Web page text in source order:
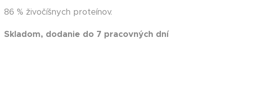
86 % živočíšnych proteínov.
Skladom, dodanie do 7 pracovných dní